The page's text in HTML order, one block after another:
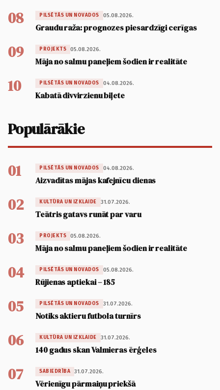
08 PILSĒTĀS UN NOVADOS 05.08.2026.
Graudu raža: prognozes piesardzīgi cerīgas
09 PROJEKTS 05.08.2026.
Māja no salmu paneļiem šodien ir realitāte
10 PILSĒTĀS UN NOVADOS 04.08.2026.
Kabatā divvirzienu biļete
Populārākie
01 PILSĒTĀS UN NOVADOS 04.08.2026.
Aizvadītas mājas kafejnīcu dienas
02 KULTŪRA UN IZKLAIDE 31.07.2026.
Teātris gatavs runāt par varu
03 PROJEKTS 05.08.2026.
Māja no salmu paneļiem šodien ir realitāte
04 PILSĒTĀS UN NOVADOS 05.08.2026.
Rūjienas aptiekai – 185
05 PILSĒTĀS UN NOVADOS 31.07.2026.
Notiks aktieru futbola turnīrs
06 KULTŪRA UN IZKLAIDE 31.07.2026.
140 gadus skan Valmieras ērģeles
07 SABIEDRĪBA 31.07.2026.
Vērienīgu pārmaiņu priekšā